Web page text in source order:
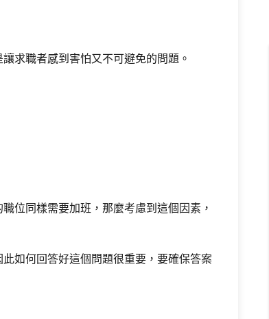
求職者感到害怕又不可避免的問題。
位同樣需要加班，那麼考慮到這個因素，
如何回答好這個問題很重要，要確保答案